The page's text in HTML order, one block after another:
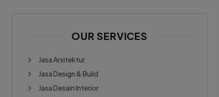
OUR SERVICES
Jasa Arsitektur
Jasa Design & Build
Jasa Desain Interior